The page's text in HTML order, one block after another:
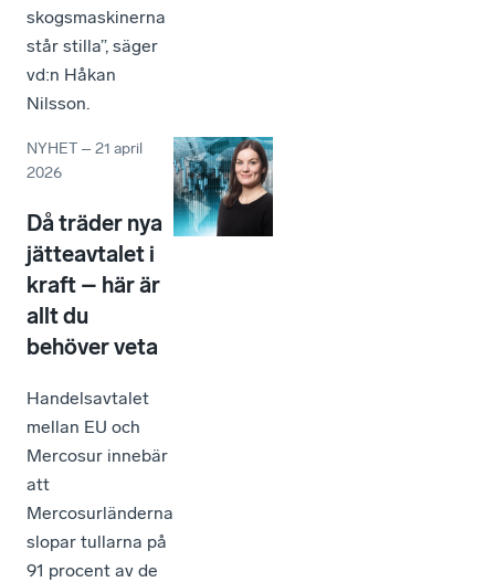
skogsmaskinerna
står stilla”, säger
vd:n Håkan
Nilsson.
NYHET –21 april
2026
Då träder nya
jätteavtalet i
kraft – här är
allt du
behöver veta
Handelsavtalet
mellan EU och
Mercosur innebär
att
Mercosurländerna
slopar tullarna på
91 procent av de